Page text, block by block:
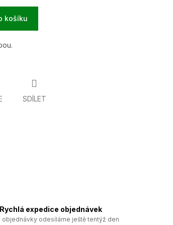
košíku
SDÍLET
Rychlá expedice objednávek
objednávky odesíláme ještě tentýž den